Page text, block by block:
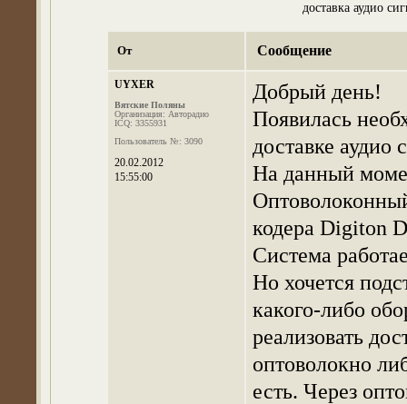
доставка аудио
От Сообщение
UYXER
Вятские Поляны
Организация: Авторадио
ICQ: 3355931
Пользователь №: 3090
20.02.2012
15:55:00
Добрый день!
Появилась
доставке аудио
На данный
кодера Digiton
Система
Но хочется
какого-либо
реализовать
оптоволокно
есть. Через